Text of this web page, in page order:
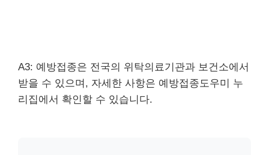
A3: 예방접종은 전국의 위탁의료기관과 보건소에서
받을 수 있으며, 자세한 사항은 예방접종도우미 누
리집에서 확인할 수 있습니다.